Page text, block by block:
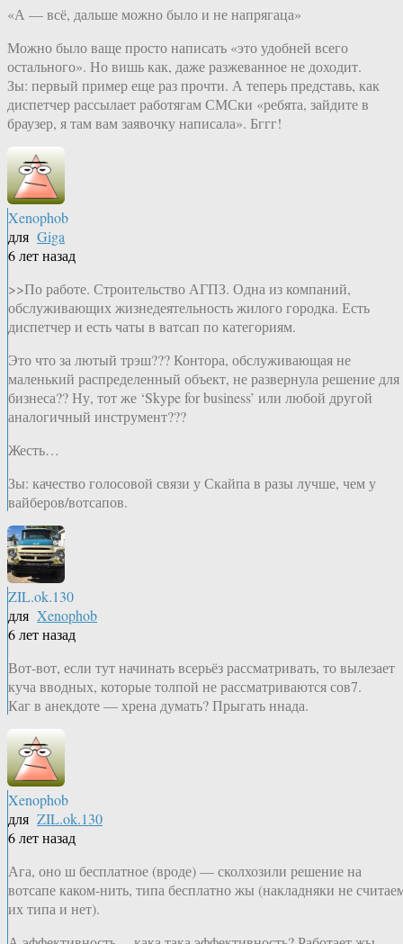
«А — всё, дальше можно было и не напрягаца»
Можно было ваще просто написать «это удобней всего
остального». Но вишь как, даже разжеванное не доходит.
Зы: первый пример еще раз прочти. А теперь представь, как
диспетчер рассылает работягам СМСки «ребята, зайдите в
браузер, я там вам заявочку написала». Бггг!
Xenophob
для Giga
6 лет назад
>>По работе. Строительство АГПЗ. Одна из компаний,
обслуживающих жизнедеятельность жилого городка. Есть
диспетчер и есть чаты в ватсап по категориям.
Это что за лютый трэш??? Контора, обслуживающая не
маленький распределенный объект, не развернула решение для
бизнеса?? Ну, тот же ‘Skype for business’ или любой другой
аналогичный инструмент???
Жесть…
Зы: качество голосовой связи у Скайпа в разы лучше, чем у
вайберов/вотсапов.
ZIL.ok.130
для Xenophob
6 лет назад
Вот-вот, если тут начинать всерьёз рассматривать, то вылезает
куча вводных, которые толпой не рассматриваются сов7.
Каг в анекдоте — хрена думать? Прыгать ннада.
Xenophob
для ZIL.ok.130
6 лет назад
Ага, оно ш бесплатное (вроде) — сколхозили решение на
вотсапе каком-нить, типа бесплатно жы (накладняки не
их типа и нет).